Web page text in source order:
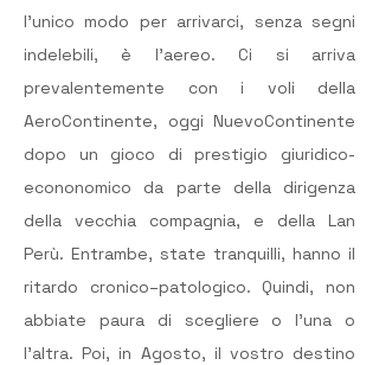
l’unico modo per arrivarci, senza segni
indelebili, è l’aereo. Ci si arriva
prevalentemente con i voli della
AeroContinente, oggi NuevoContinente
dopo un gioco di prestigio giuridico-
econonomico da parte della dirigenza
della vecchia compagnia, e della Lan
Perù. Entrambe, state tranquilli, hanno il
ritardo cronico–patologico. Quindi, non
abbiate paura di scegliere o l’una o
l’altra. Poi, in Agosto, il vostro destino